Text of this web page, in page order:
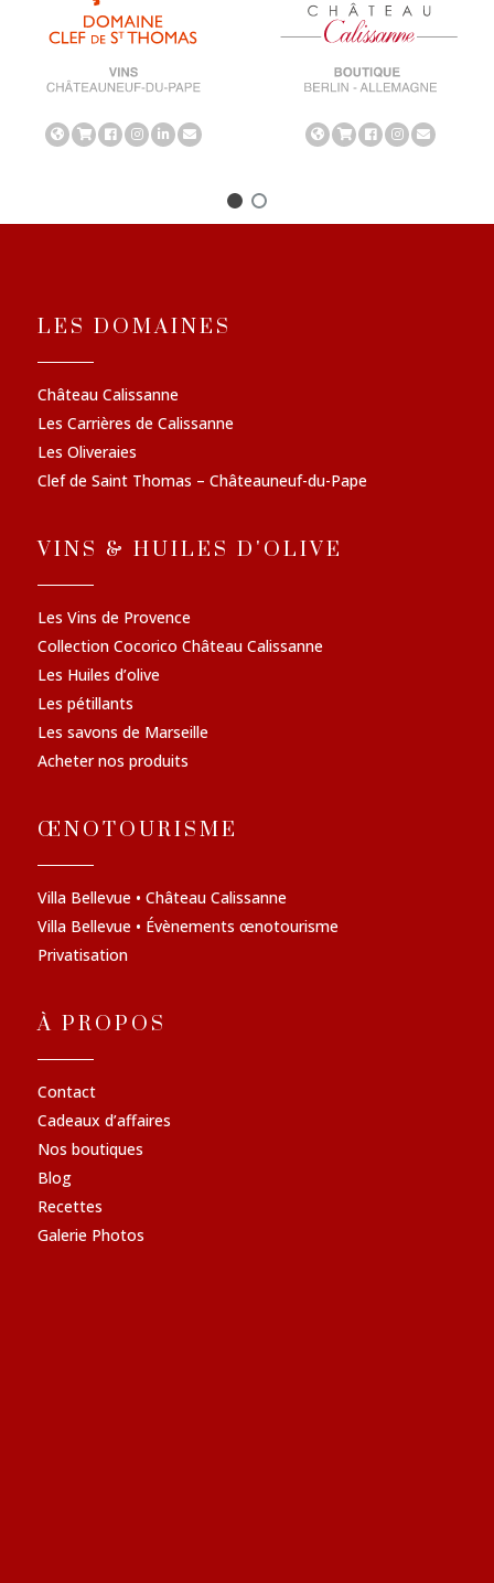
LES DOMAINES
Château Calissanne
Les Carrières de Calissanne
Les Oliveraies
Clef de Saint Thomas – Châteauneuf-du-Pape
VINS & HUILES D'OLIVE
Les Vins de Provence
Collection Cocorico Château Calissanne
Les Huiles d’olive
Les pétillants
Les savons de Marseille
Acheter nos produits
ŒNOTOURISME
Villa Bellevue • Château Calissanne
Villa Bellevue • Évènements œnotourisme
Privatisation
À PROPOS
Contact
Cadeaux d’affaires
Nos boutiques
Blog
Recettes
Galerie Photos